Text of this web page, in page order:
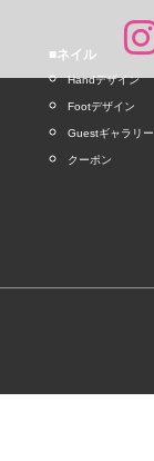
■ネイル
Handデザイン
Footデザイン
Guestギャラリー
クーポン